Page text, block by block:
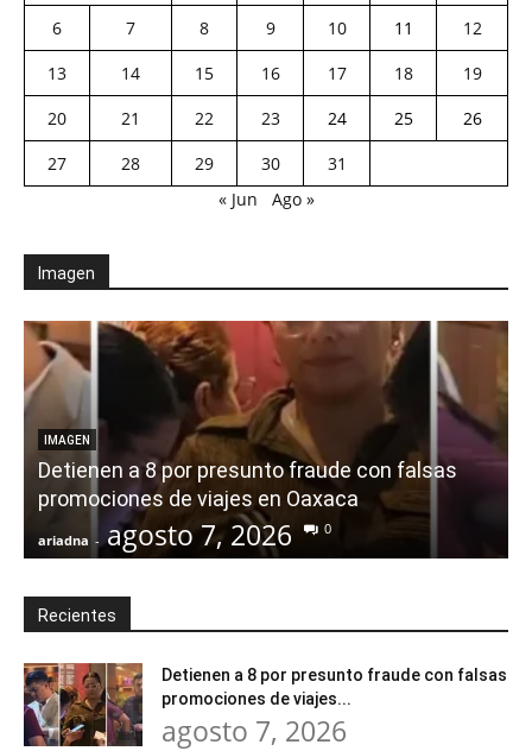
6
7 8 9 10 11
12
13
14 15 16 17 18
19
20
21 22 23 24 25
26
27
28 29 30
31
« Jun
Ago »
Imagen
IMAGEN
Detienen a 8 por presunto fraude con falsas
promociones de viajes en Oaxaca
ariadna - agosto 7, 2026 0
Recientes
Detienen a 8 por presunto fraude con falsas
promociones de viajes...
agosto 7, 2026